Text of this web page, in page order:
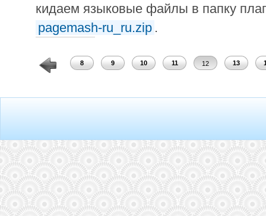
кидаем языковые файлы в папку
pagemash-ru_ru.zip .
7 8 9 10 11 12 13